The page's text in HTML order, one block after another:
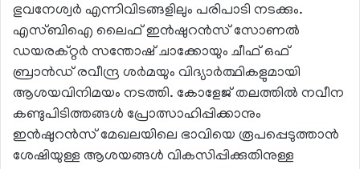
ഭുവനേശ്വര്‍ എന്നിവിടങ്ങളിലും പരിപാടി നടക്കും.
എസ്ബിഐ ലൈഫ് ഇന്‍ഷുറന്‍സ് സോണല്‍
ഡയരക്റ്റര്‍ സന്തോഷ് ചാക്കോയും ചീഫ് ഒഫ്
ബ്രാന്‍ഡ് രവീന്ദ്ര ശര്‍മയും വിദ്യാര്‍ത്ഥികളുമായി
ആശയവിനിമയം നടത്തി. കോളേജ് തലത്തില്‍ നവീന
കണ്ടുപിടിത്തങ്ങള്‍ പ്രോത്സാഹിപ്പിക്കാനും
ഇന്‍ഷുറന്‍സ് മേഖലയിലെ ഭാവിയെ രൂപപ്പെടുത്താന്‍
ശേഷിയുള്ള ആശയങ്ങള്‍ വികസിപ്പിക്കുതിനുള്ള